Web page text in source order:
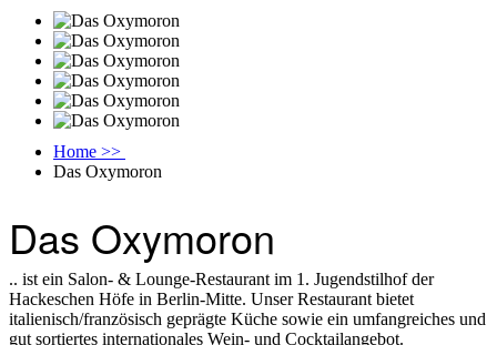
Home >>
Das Oxymoron
Das Oxymoron
.. ist ein Salon- & Lounge-Restaurant im 1. Jugendstilhof der
Hackeschen Höfe in Berlin-Mitte. Unser Restaurant bietet
italienisch/französisch geprägte Küche sowie ein umfangreiches und
gut sortiertes internationales Wein- und Cocktailangebot.